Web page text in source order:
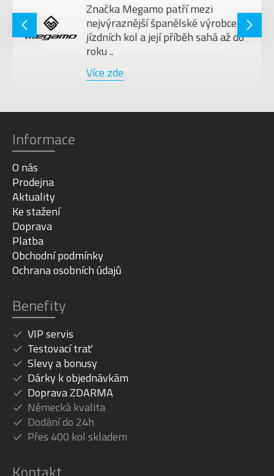
Značka Megamo patří mezi
nejvýraznější španělské výrobce
jízdních kol a její příběh sahá až do
roku ..
Více zde
Informace
O nás
Prodejna
Aktuality
Ke stažení
Doprava
Platba
Obchodní podmínky
Ochrana osobních údajů
Benefity
VIP servis
Testovací trať
Slevy a bonusy
Dárky k objednávkám
Doprava ZDARMA
Německá kvalita
Dodání do 24h
Přes 400 kol skladem